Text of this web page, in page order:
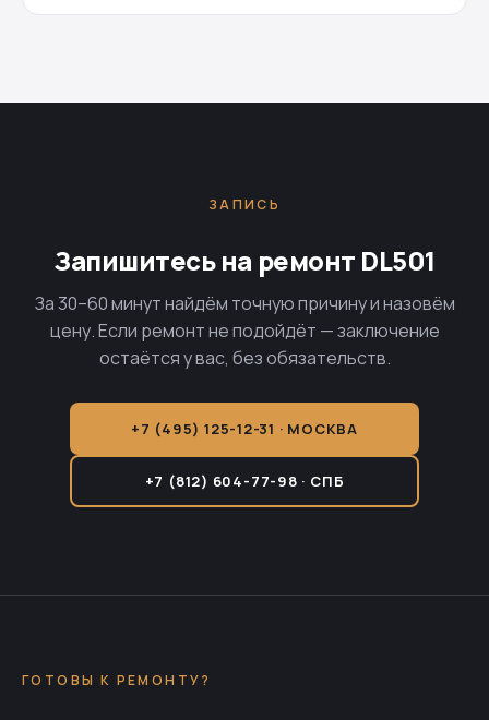
ЗАПИСЬ
Запишитесь на ремонт DL501
За 30–60 минут найдём точную причину и назовём
цену. Если ремонт не подойдёт — заключение
остаётся у вас, без обязательств.
+7 (495) 125-12-31 · МОСКВА
+7 (812) 604-77-98 · СПБ
ГОТОВЫ К РЕМОНТУ?